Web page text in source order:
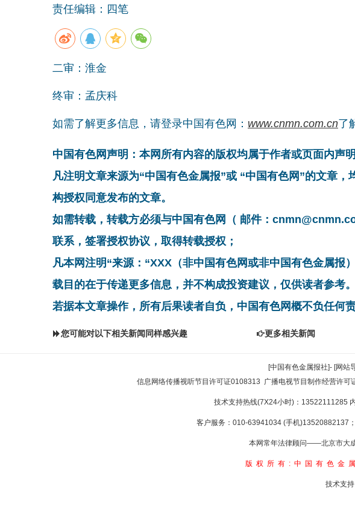
责任编辑：四笔
二审：淮金
终审：孟庆科
如需了解更多信息，请登录中国有色网： www.cnmn.com.cn了
中国有色网声明：本网所有内容的版权均属于作者或页面内声明
凡注明文章来源为“中国有色金属报”或 “中国有色网”的文章
构授权同意发布的文章。
如需转载，转载方必须与中国有色网（ 邮件：
联系，签署授权协议，取得转载授权；
凡本网注明“来源：“XXX（非中国有色网或非中国有色金属报
载目的在于传递更多信息，并不构成投资建议，仅供读者参考。
若据本文章操作，所有后果读者自负，中国有色网概不负任何责
您可能对以下相关新闻同样感兴趣 更多相关新闻
[中国有色金属报社]- [网站
信息网络传播视听节目许可证0108313 广播电视节目制作经营许可
技术支持热线(7X24小时)：13522111285
客户服务：010-63941034 (手机)13520882137
本网常年法律顾问——北京市大
版权所有:中国有色金
技术支